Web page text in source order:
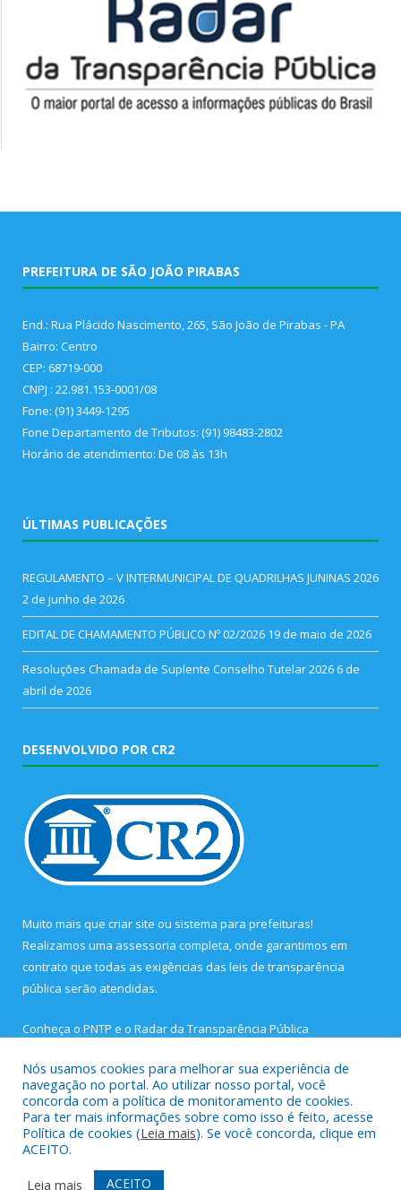
PREFEITURA DE SÃO JOÃO PIRABAS
End.: Rua Plácido Nascimento, 265, São João de Pirabas - PA
Bairro: Centro
CEP: 68719-000
CNPJ : 22.981.153-0001/08
Fone: (91) 3449-1295
Fone Departamento de Tributos: (91) 98483-2802
Horário de atendimento: De 08 às 13h
ÚLTIMAS PUBLICAÇÕES
REGULAMENTO – V INTERMUNICIPAL DE QUADRILHAS JUNINAS 2026
2 de junho de 2026
EDITAL DE CHAMAMENTO PÚBLICO Nº 02/2026 19 de maio de 2026
Resoluções Chamada de Suplente Conselho Tutelar 2026 6 de
abril de 2026
DESENVOLVIDO POR CR2
Muito mais que criar site ou sistema para prefeituras!
Realizamos uma assessoria completa, onde garantimos em
contrato que todas as exigências das leis de transparência
pública serão atendidas.
Conheça o PNTP e o Radar da Transparência Pública
Todos os direitos reservados a Prefeitura Municipal de São João
de Pirabas.
Mapa do Site Acessar Área Administrativa
Nós usamos cookies para melhorar sua experiência de
navegação no portal. Ao utilizar nosso portal, você
concorda com a política de monitoramento de cookies.
Para ter mais informações sobre como isso é feito, acesse
Política de cookies (Leia mais). Se você concorda, clique em
ACEITO.
Leia mais
ACEITO